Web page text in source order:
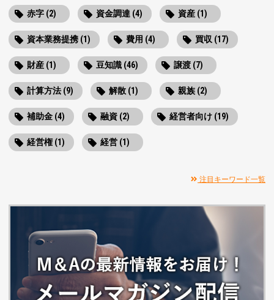
赤字 (2) 資金調達 (4) 資産 (1)
資本業務提携 (1) 費用 (4) 買収 (17)
財産 (1) 豆知識 (46) 譲渡 (7)
計算方法 (9) 解散 (1) 親族 (2)
補助金 (4) 融資 (2) 経営者向け (19)
経営権 (1) 経営 (1)
注目キーワード一覧